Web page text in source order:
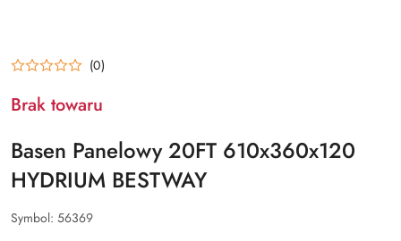
(0)
Brak towaru
Basen Panelowy 20FT 610x360x120
HYDRIUM BESTWAY
Symbol: 56369